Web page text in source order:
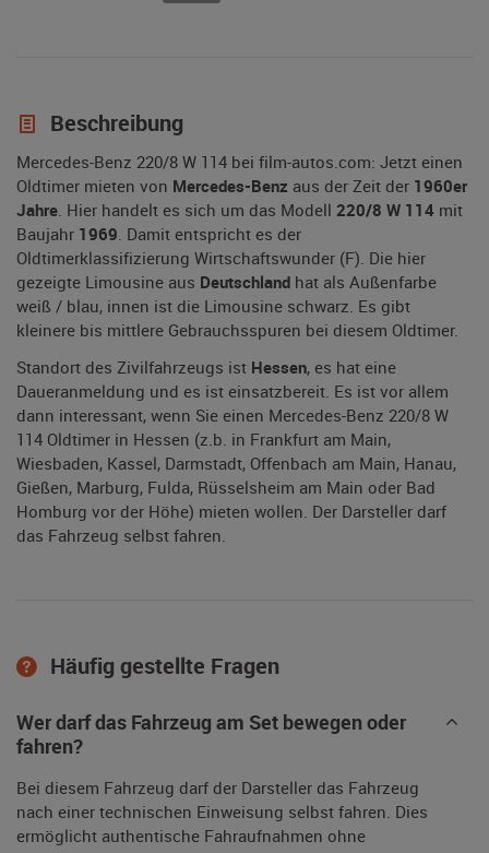
Beschreibung
Mercedes-Benz 220/8 W 114 bei film-autos.com: Jetzt einen
Oldtimer mieten von Mercedes-Benz aus der Zeit der 1960er
Jahre. Hier handelt es sich um das Modell 220/8 W 114 mit
Baujahr 1969. Damit entspricht es der
Oldtimerklassifizierung Wirtschaftswunder (F). Die hier
gezeigte Limousine aus Deutschland hat als Außenfarbe
weiß / blau, innen ist die Limousine schwarz. Es gibt
kleinere bis mittlere Gebrauchsspuren bei diesem Oldtimer.
Standort des Zivilfahrzeugs ist Hessen, es hat eine
Daueranmeldung und es ist einsatzbereit. Es ist vor allem
dann interessant, wenn Sie einen Mercedes-Benz 220/8 W
114 Oldtimer in Hessen (z.b. in Frankfurt am Main,
Wiesbaden, Kassel, Darmstadt, Offenbach am Main, Hanau,
Gießen, Marburg, Fulda, Rüsselsheim am Main oder Bad
Homburg vor der Höhe) mieten wollen. Der Darsteller darf
das Fahrzeug selbst fahren.
Häufig gestellte Fragen
Wer darf das Fahrzeug am Set bewegen oder
fahren?
Bei diesem Fahrzeug darf der Darsteller das Fahrzeug
nach einer technischen Einweisung selbst fahren. Dies
ermöglicht authentische Fahraufnahmen ohne